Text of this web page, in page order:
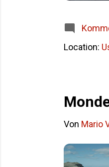
Location:
Von Mario